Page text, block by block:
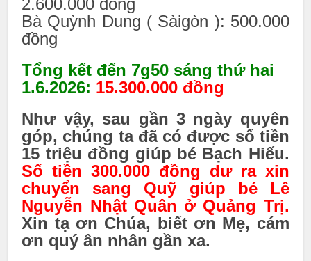
2.600.000 đồng
Bà Quỳnh Dung ( Sàigòn ): 500.000
đồng
Tổng kết đến 7g50 sáng thứ hai
1.6.2026: 15.300.000 đồng
Như vậy, sau gần 3 ngày quyên
góp, chúng ta đã có được số tiền
15 triệu đồng giúp bé Bạch Hiếu.
Số tiền 300.000 đồng dư ra xin
chuyển sang Quỹ giúp bé Lê
Nguyễn Nhật Quân ở Quảng Trị.
Xin tạ ơn Chúa, biết ơn Mẹ, cám
ơn quý ân nhân gần xa.